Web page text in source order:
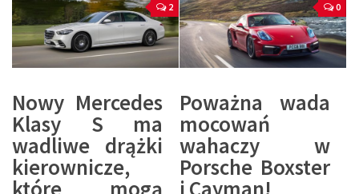
2
Nowy Mercedes
Klasy S ma
wadliwe drążki
kierownicze,
które mogą
0
Poważna wada
mocowań
wahaczy w
Porsche Boxster
i Cayman!